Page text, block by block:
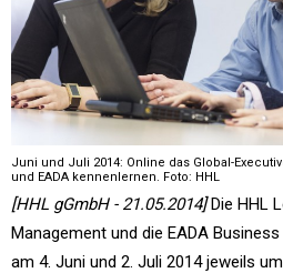
Juni und Juli 2014: Online das Global-
und EADA kennenlernen. Foto: HHL
[HHL gGmbH - 21.05.2014]Die HHL
Management und die EADA
am 4. Juni und 2. Juli 2014 jeweils